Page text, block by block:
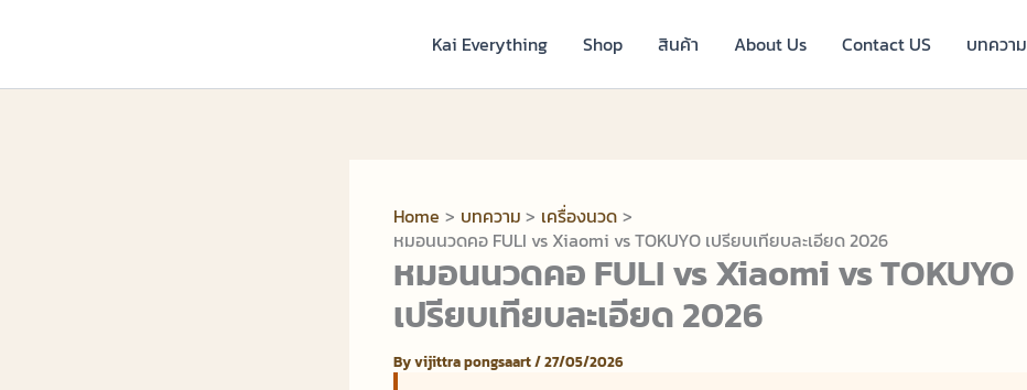
Kai Everything Shop สินค้า About Us Contact US บทความ
Home บทความ
เครื่องนวด
หมอนนวดคอ FULI vs Xiaomi vs TOKUYO เปรียบเทียบละเอียด 2026
หมอนนวดคอ FULI vs Xiaomi vs TOKUYO
เปรียบเทียบละเอียด 2026
Byvijittra pongsaart/27/05/2026